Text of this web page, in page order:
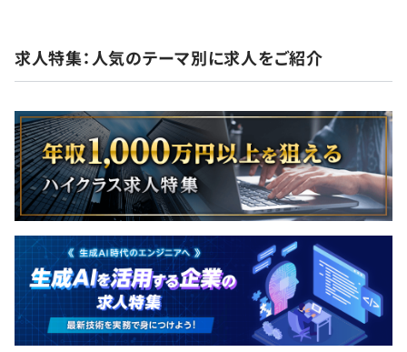
求人特集：人気のテーマ別に求人をご紹介